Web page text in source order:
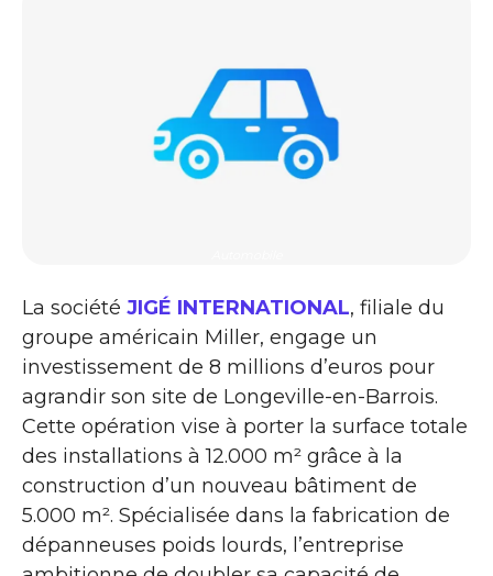
La société JIGÉ INTERNATIONAL, filiale du
groupe américain Miller, engage un
investissement de 8 millions d’euros pour
agrandir son site de Longeville-en-Barrois.
Cette opération vise à porter la surface totale
des installations à 12.000 m² grâce à la
construction d’un nouveau bâtiment de
5.000 m². Spécialisée dans la fabrication de
dépanneuses poids lourds, l’entreprise